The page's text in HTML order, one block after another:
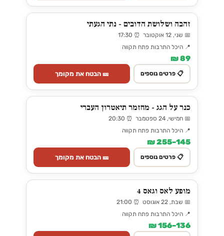
זהבה ושלושת הדובים - נתי הגעתי
📅 שני, 12 אוקטובר ⏰ 17:30
📍 היכל התרבות פתח תקווה
89 ₪
📋 פרטים נוספים 🎫 הבטח את מקומך
כנר על הגג - מחזמר תיאטרון העברי
📅 חמישי, 24 ספטמבר ⏰ 20:30
📍 היכל התרבות פתח תקווה
145–255 ₪
📋 פרטים נוספים 🎫 הבטח את מקומך
מופע לאס וגאס 4
📅 שבת, 22 אוגוסט ⏰ 21:00
📍 היכל התרבות פתח תקווה
136–156 ₪